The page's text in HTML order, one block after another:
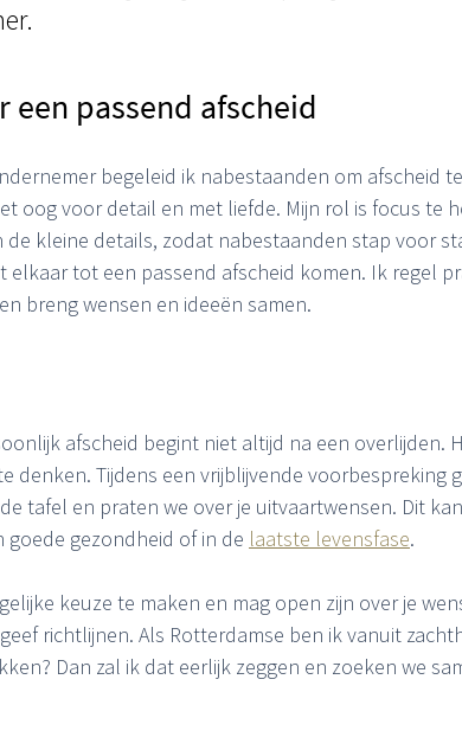
een passend afscheid
begeleid ik nabestaanden om afscheid
oog voor detail en met liefde. Mijn rol is focus te
de kleine details, zodat nabestaanden stap voor
elkaar tot een passend afscheid komen. Ik regel
breng wensen en ideeën samen.
afscheid begint niet altijd na een overlijden.
denken. Tijdens een vrijblijvende voorbespreking
tafel en praten we over je uitvaartwensen. Dit
gezondheid of in de laatste levensfase.
keuze te maken en mag open zijn over je
richtlijnen. Als Rotterdamse ben ik vanuit
Dan zal ik dat eerlijk zeggen en zoeken we